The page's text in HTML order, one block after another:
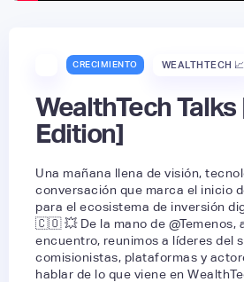
CRECIMIENTO WEALTHTECH 📈
WealthTech
Edition]
Una mañana llena de visión,
conversación que marca el inicio
para el ecosistema de inversión
🇨🇴 💥 De la mano de @Temenos,
encuentro, reunimos a líderes del
comisionistas, plataformas y
hablar de lo que viene en